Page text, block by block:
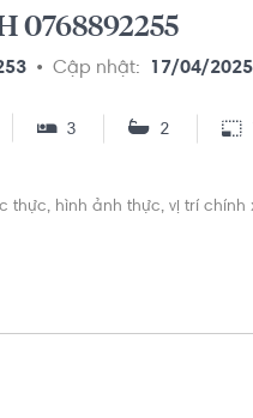
0768892255
Cập nhật: 17/04/2025
3 2
thực, hình ảnh thực, vị trí